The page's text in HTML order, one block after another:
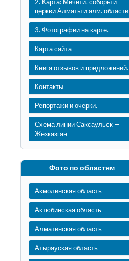
церкви Алматы и алм. области
3. Фотографии на карте.
Карта сайта
Книга отзывов и предложений.
Контакты
Репортажи и очерки.
Схема линии Саксаульск —
Жезказган
Фото по областям
Акмолинская область
Актюбинская область
Алматинская область
Атырауская область